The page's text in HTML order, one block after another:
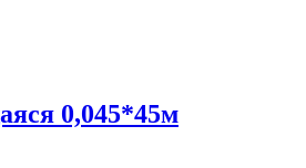
0,045*45м